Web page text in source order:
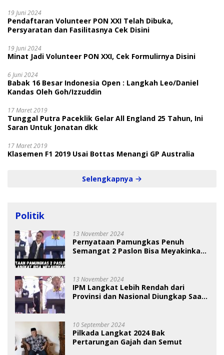
19 Juni 2024
Pendaftaran Volunteer PON XXI Telah Dibuka,
Persyaratan dan Fasilitasnya Cek Disini
19 Juni 2024
Minat Jadi Volunteer PON XXI, Cek Formulirnya Disini
6 Juni 2024
Babak 16 Besar Indonesia Open : Langkah Leo/Daniel
Kandas Oleh Goh/Izzuddin
17 Maret 2019
Tunggal Putra Paceklik Gelar All England 25 Tahun, Ini
Saran Untuk Jonatan dkk
17 Maret 2019
Klasemen F1 2019 Usai Bottas Menangi GP Australia
Selengkapnya
Politik
13 November 2024
Pernyataan Pamungkas Penuh
Semangat 2 Paslon Bisa Meyakinkan
13 November 2024
IPM Langkat Lebih Rendah dari
Provinsi dan Nasional Diungkap Saat
10 September 2024
Pilkada Langkat 2024 Bak
Pertarungan Gajah dan Semut